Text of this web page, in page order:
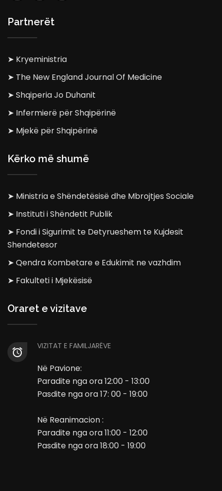
Partnerët
➤ Kryeministria
➤ The New England Journal Of Medicine
➤ Shqiperia Jo Duhanit
➤ Infermierë për Shqipërinë
➤ Mjekë për Shqipërinë
Kërko më shumë
➤ Ministria e Shëndetësisë dhe Mbrojtjes Sociale
➤ Instituti i Shëndetit Publik
➤ Fondi i Sigurimit te Detyrueshem te Kujdesit
Shendetesor
➤ Qendra Kombetare e Edukimit ne vazhdim
➤ Fakulteti i Mjekësisë
Oraret e vizitave
VIZITAT E FAMILJARËVE
Në Pavione:
Paradite nga ora 12:00 - 13:00
Pasdite nga ora 17: 00 - 19:00
Në Reanimacion :
Paradite nga ora 11:00 - 12:00
Pasdite nga ora 18:00 - 19:00